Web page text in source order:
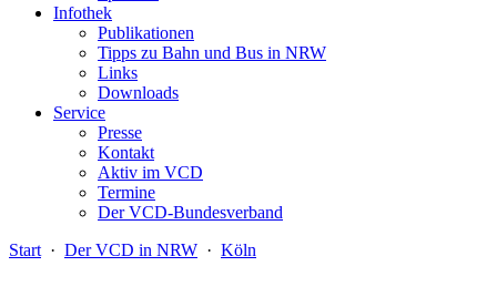
Infothek
Publikationen
Tipps zu Bahn und Bus in NRW
Links
Downloads
Service
Presse
Kontakt
Aktiv im VCD
Termine
Der VCD-Bundesverband
Start · Der VCD in NRW · Köln